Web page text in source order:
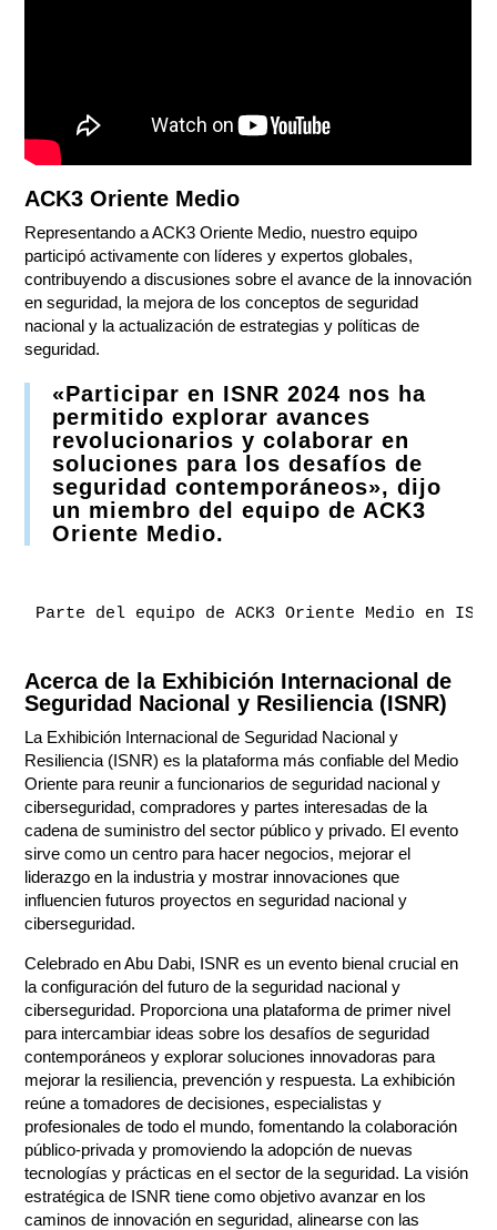
ACK3 Oriente Medio
Representando a ACK3 Oriente Medio, nuestro equipo
participó activamente con líderes y expertos globales,
contribuyendo a discusiones sobre el avance de la innovación
en seguridad, la mejora de los conceptos de seguridad
nacional y la actualización de estrategias y políticas de
seguridad.
«Participar en ISNR 2024 nos ha
permitido explorar avances
revolucionarios y colaborar en
soluciones para los desafíos de
seguridad contemporáneos», dijo
un miembro del equipo de ACK3
Oriente Medio.
Parte del equipo de ACK3 Oriente Medio en
Acerca de la Exhibición Internacional de
Seguridad Nacional y Resiliencia (ISNR)
La Exhibición Internacional de Seguridad Nacional y
Resiliencia (ISNR) es la plataforma más confiable del Medio
Oriente para reunir a funcionarios de seguridad nacional y
ciberseguridad, compradores y partes interesadas de la
cadena de suministro del sector público y privado. El evento
sirve como un centro para hacer negocios, mejorar el
liderazgo en la industria y mostrar innovaciones que
influencien futuros proyectos en seguridad nacional y
ciberseguridad.
Celebrado en Abu Dabi, ISNR es un evento bienal crucial en
la configuración del futuro de la seguridad nacional y
ciberseguridad. Proporciona una plataforma de primer nivel
para intercambiar ideas sobre los desafíos de seguridad
contemporáneos y explorar soluciones innovadoras para
mejorar la resiliencia, prevención y respuesta. La exhibición
reúne a tomadores de decisiones, especialistas y
profesionales de todo el mundo, fomentando la colaboración
público-privada y promoviendo la adopción de nuevas
tecnologías y prácticas en el sector de la seguridad. La visión
estratégica de ISNR tiene como objetivo avanzar en los
caminos de innovación en seguridad, alinearse con las